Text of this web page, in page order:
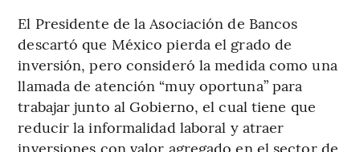
El Presidente de la Asociación de Bancos
descartó que México pierda el grado de
inversión, pero consideró la medida como una
llamada de atención “muy oportuna” para
trabajar junto al Gobierno, el cual tiene que
reducir la informalidad laboral y atraer
inversiones con valor agregado en el sector de